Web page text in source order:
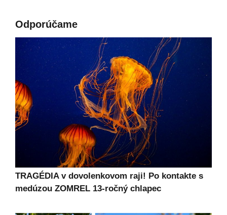
Odporúčame
TRAGÉDIA v dovolenkovom raji! Po kontakte s
medúzou ZOMREL 13-ročný chlapec